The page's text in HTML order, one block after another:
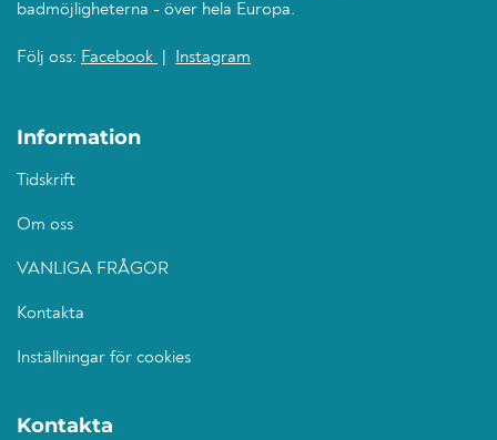
badmöjligheterna - över hela Europa.
Följ oss: Facebook Instagram
Information
Tidskrift
Om oss
VANLIGA FRÅGOR
Kontakta
Inställningar för cookies
Kontakta